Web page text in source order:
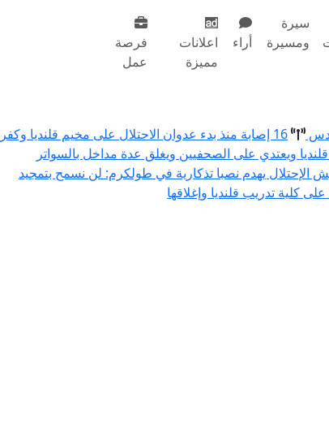
سيرة
ومسيرة
أراء
اعلانات
مميزة
فرصة
عمل
16 إصابة منذ بدء عدوان الاحتلال على مخيم قلنديا وكفر
ويعتدي على الصحفيين ويغلق عدة مداخل بالسواتر
الإحتلال يهدم نصبا تذكارية في طولكرم: لن نسمح بتمجيد
على كلية تدريب قلنديا وإغلاقها